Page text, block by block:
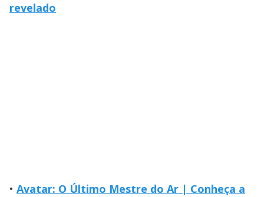
revelado
• Avatar: O Último Mestre do Ar | Conheça a